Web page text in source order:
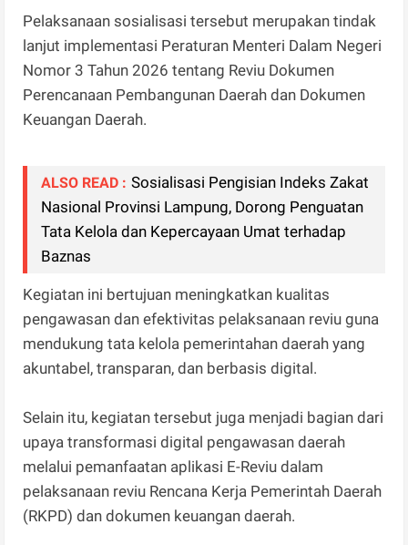
Pelaksanaan sosialisasi tersebut merupakan tindak
lanjut implementasi Peraturan Menteri Dalam Negeri
Nomor 3 Tahun 2026 tentang Reviu Dokumen
Perencanaan Pembangunan Daerah dan Dokumen
Keuangan Daerah.
ALSO READ : Sosialisasi Pengisian Indeks Zakat
Nasional Provinsi Lampung, Dorong Penguatan
Tata Kelola dan Kepercayaan Umat terhadap
Baznas
Kegiatan ini bertujuan meningkatkan kualitas
pengawasan dan efektivitas pelaksanaan reviu guna
mendukung tata kelola pemerintahan daerah yang
akuntabel, transparan, dan berbasis digital.
Selain itu, kegiatan tersebut juga menjadi bagian dari
upaya transformasi digital pengawasan daerah
melalui pemanfaatan aplikasi E-Reviu dalam
pelaksanaan reviu Rencana Kerja Pemerintah Daerah
(RKPD) dan dokumen keuangan daerah.